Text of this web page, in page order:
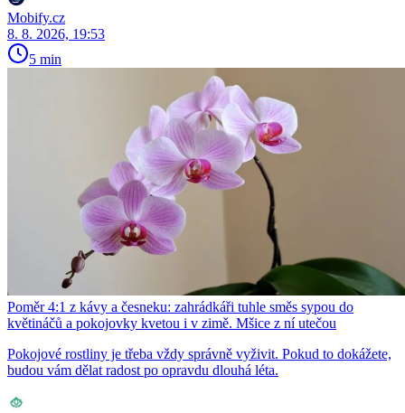
Mobify.cz
8. 8. 2026, 19:53
5 min
Poměr 4:1 z kávy a česneku: zahrádkáři tuhle směs sypou do
květináčů a pokojovky kvetou i v zimě. Mšice z ní utečou
Pokojové rostliny je třeba vždy správně vyživit. Pokud to dokážete,
budou vám dělat radost po opravdu dlouhá léta.